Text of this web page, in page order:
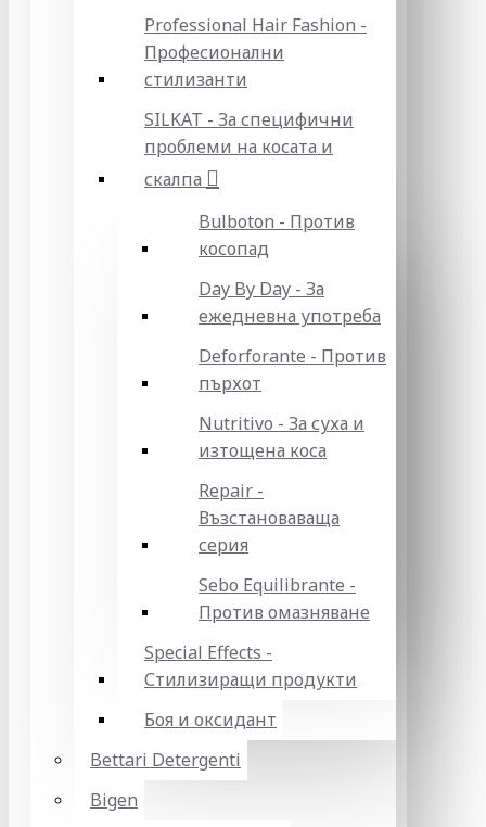
Professional Hair Fashion -
Професионални
стилизанти
SILKAT - За специфични
проблеми на косата и
скалпа
Bulboton - Против
косопад
Day By Day - За
ежедневна употреба
Deforforante - Против
пърхот
Nutritivo - За суха и
изтощена коса
Repair -
Възстановаваща
серия
Sebo Equilibrante -
Против омазняване
Special Effects -
Стилизиращи продукти
Боя и оксидант
Bettari Detergenti
Bigen